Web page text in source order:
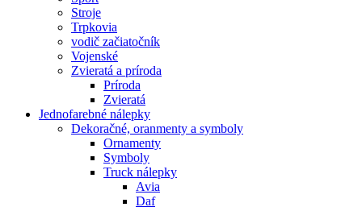
Stroje
Trpkovia
vodič začiatočník
Vojenské
Zvieratá a príroda
Príroda
Zvieratá
Jednofarebné nálepky
Dekoračné, oranmenty a symboly
Ornamenty
Symboly
Truck nálepky
Avia
Daf